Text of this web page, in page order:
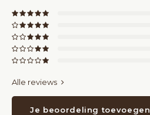
Alle reviews
Je beoordeling toevoegen